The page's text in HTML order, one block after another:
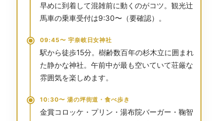
早めに到着して混雑前に動くのがコツ。観光辻
馬車の乗車受付は9:30〜（要確認）。
09:45〜 宇奈岐日女神社
駅から徒歩15分。樹齢数百年の杉木立に囲まれ
た静かな神社。午前中が最も空いていて荘厳な
雰囲気を楽しめます。
10:30〜 湯の坪街道・食べ歩き
金賞コロッケ・プリン・湯布院バーガー・鞠智